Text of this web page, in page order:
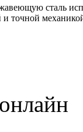
сталь
и точной